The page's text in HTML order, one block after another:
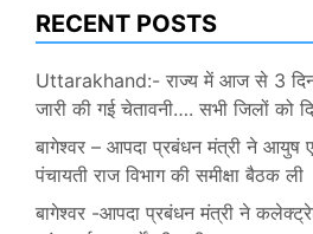
RECENT POSTS
Uttarakhand:- राज्य में आज से 3 दिन
जारी की गई चेतावनी…. सभी जिलों को
बागेश्वर – आपदा प्रबंधन मंत्री ने आयुष
पंचायती राज विभाग की समीक्षा बैठक ली
बागेश्वर -आपदा प्रबंधन मंत्री ने